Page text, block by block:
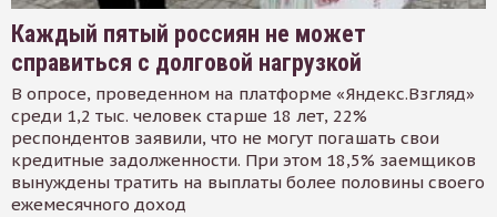
Каждый пятый россиян не может
справиться с долговой нагрузкой
В опросе, проведенном на платформе «Яндекс.Взгляд»
среди 1,2 тыс. человек старше 18 лет, 22%
респондентов заявили, что не могут погашать свои
кредитные задолженности. При этом 18,5% заемщиков
вынуждены тратить на выплаты более половины своего
ежемесячного доход